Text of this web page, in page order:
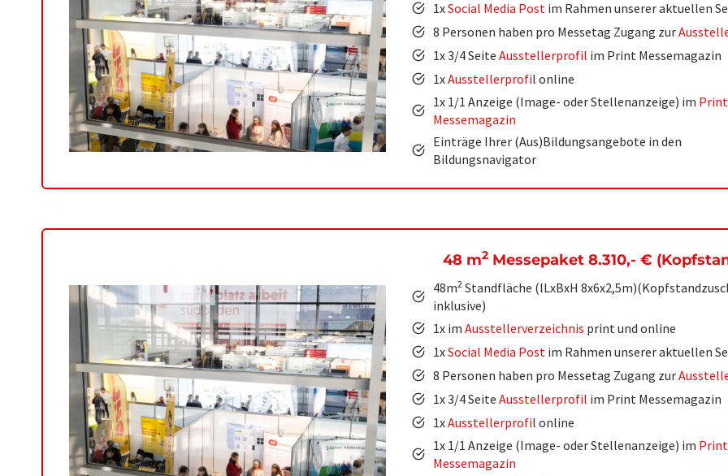
1xSocial Media Postim Rahmen unserer aktuellen
8 Personen haben pro Messetag Zugang zur
1x 3/4 Seite Ausstellerprofil im Print Messemagazin
1xAusstellerprofil online
1x 1/1 Anzeige (Image- oder Stellenanzeige) im Print
Messemagazin
Einträge Ihrer (Aus)Bildungsangebote in den
Bildungsnavigator
48 m2Messepaket 8.310,- €
48m2Standfläche (lLxBxH
inklusive)
1x im Ausstellerverzeichnis print und online
1xSocial Media Postim Rahmen unserer aktuellen
8 Personen haben pro Messetag Zugang zur
1x 3/4 Seite Ausstellerprofil im Print Messemagazin
1xAusstellerprofil online
1x 1/1 Anzeige (Image- oder Stellenanzeige) im Print
Messemagazin